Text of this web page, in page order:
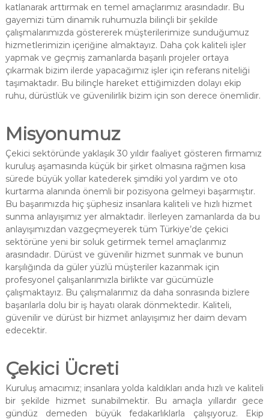
katlanarak arttırmak en temel amaçlarımız arasındadır. Bu
gayemizi tüm dinamik ruhumuzla bilinçli bir şekilde
çalışmalarımızda göstererek müşterilerimize sunduğumuz
hizmetlerimizin içeriğine almaktayız. Daha çok kaliteli işler
yapmak ve geçmiş zamanlarda başarılı projeler ortaya
çıkarmak bizim ilerde yapacağımız işler için referans niteliği
taşımaktadır. Bu bilinçle hareket ettiğimizden dolayı ekip
ruhu, dürüstlük ve güvenilirlik bizim için son derece önemlidir.
Misyonumuz
Çekici sektöründe yaklaşık 30 yıldır faaliyet gösteren firmamız
kuruluş aşamasında küçük bir şirket olmasına rağmen kısa
sürede büyük yollar katederek şimdiki yol yardım ve oto
kurtarma alanında önemli bir pozisyona gelmeyi başarmıştır.
Bu başarımızda hiç şüphesiz insanlara kaliteli ve hızlı hizmet
sunma anlayışımız yer almaktadır. İlerleyen zamanlarda da bu
anlayışımızdan vazgeçmeyerek tüm Türkiye’de çekici
sektörüne yeni bir soluk getirmek temel amaçlarımız
arasındadır. Dürüst ve güvenilir hizmet sunmak ve bunun
karşılığında da güler yüzlü müşteriler kazanmak için
profesyonel çalışanlarımızla birlikte var gücümüzle
çalışmaktayız. Bu çalışmalarımız da daha sonrasında bizlere
başarılarla dolu bir iş hayatı olarak dönmektedir. Kaliteli,
güvenilir ve dürüst bir hizmet anlayışımız her daim devam
edecektir.
Çekici Ücreti
Kuruluş amacımız; insanlara yolda kaldıkları anda hızlı ve kaliteli
bir şekilde hizmet sunabilmektir. Bu amaçla yıllardır gece
gündüz demeden büyük fedakarlıklarla çalışıyoruz. Ekip